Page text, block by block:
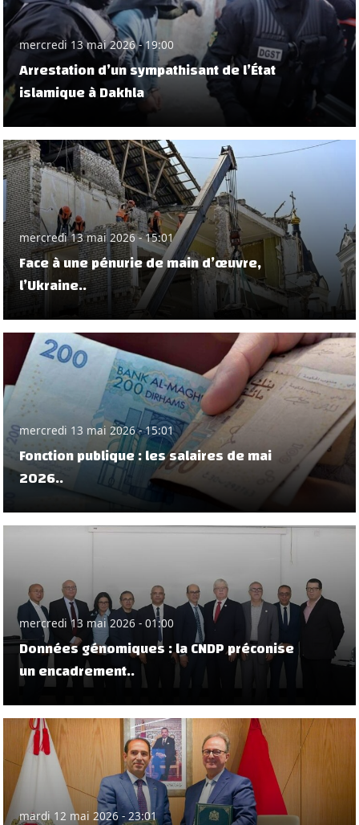
mercredi 13 mai 2026 - 19:00
Arrestation d’un sympathisant de l’État
islamique à Dakhla
mercredi 13 mai 2026 - 15:01
Face à une pénurie de main d’œuvre,
l’Ukraine..
mercredi 13 mai 2026 - 15:01
Fonction publique : les salaires de mai
2026..
mercredi 13 mai 2026 - 01:00
Données génomiques : la CNDP préconise
un encadrement..
mardi 12 mai 2026 - 23:01